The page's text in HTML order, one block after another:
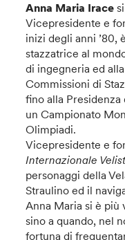
Anna Maria Irace
Vicepresidente e
inizi degli anni ’80,
stazzatrice al
di ingegneria ed
Commissioni di
fino alla
un Campionato
Olimpiadi.
Vicepresidente e
Internazionale
personaggi della
Straulino ed il
Anna Maria si è più
sino a quando, nel
fortuna di